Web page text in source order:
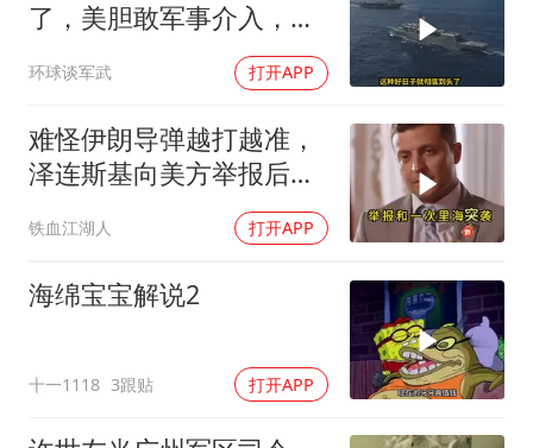
了，美胆敢军事介入，战
环球谈军武 打开APP
难怪伊朗导弹越打越准，
泽连斯基向美方举报后，
铁血江湖人 打开APP
海绵宝宝解说2
十一1118 3跟贴 打开APP